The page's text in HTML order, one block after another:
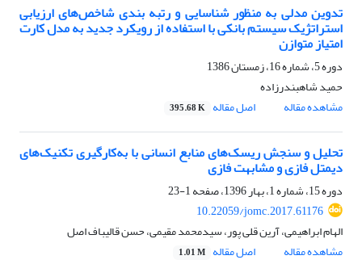
تدوین مدلی به منظور شناسایی و رتبه بندی شاخص‌های ارزیابی
استراتژیک سیستم بانکی با استفاده از رویکرد جدید به مدل کارت
امتیاز متوازن
دوره 5، شماره 16، زمستان 1386
حمید شاهبندرزاده
مشاهده مقاله
اصل مقاله 395.68 K
تحلیل و سنجش ریسک‌های منابع انسانی با به‌کارگیری تکنیک‌های
دیمتل فازی و مشابهت فازی
دوره 15، شماره 1، بهار 1396، صفحه
1-23
10.22059/jomc.2017.61176
الهام ابراهیمی، آرین قلی پور، سیدمحمد مقیمی، حسن قالیباف اصل
مشاهده مقاله
اصل مقاله 1.01 M